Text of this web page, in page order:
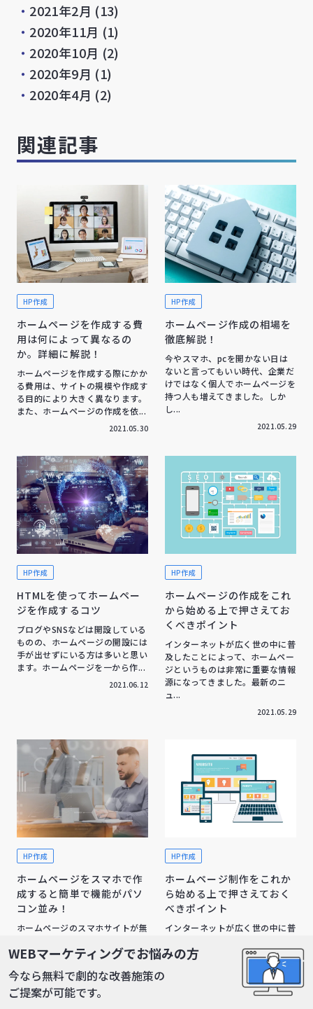
・ 2021年2月 (13)
・ 2020年11月 (1)
・ 2020年10月 (2)
・ 2020年9月 (1)
・ 2020年4月 (2)
関連記事
HP作成
ホームページを作成する費
用は何によって異なるの
か。詳細に解説！
ホームページを作成する際にかか
る費用は、サイトの規模や作成す
る目的により大きく異なります。
また、ホームページの作成を依...
2021.05.30
HP作成
ホームページ作成の相場を
徹底解説！
今やスマホ、pcを開かない日は
ないと言ってもいい時代、企業だ
けではなく個人でホームページを
持つ人も増えてきました。しか
し...
2021.05.29
HP作成
HTMLを使ってホームペー
ジを作成するコツ
ブログやSNSなどは開設している
ものの、ホームページの開設には
手が出せずにいる方は多いと思い
ます。ホームページを一から作...
2021.06.12
HP作成
ホームページの作成をこれ
から始める上で押さえてお
くべきポイント
インターネットが広く世の中に普
及したことによって、ホームペー
ジというものは非常に重要な情報
源になってきました。最新のニ
ュ...
2021.05.29
HP作成
ホームページをスマホで作
成すると簡単で機能がパソ
コン並み！
ホームページのスマホサイトが無
があるのをご存知でしょうか。か
成...
HP作成
ホームページ制作をこれか
ら始める上で押さえておく
べきポイント
インターネットが広く世の中に普
ジというものは非常に重要な情報
源になってきました。最新のニ
2021.05.28
WEBマーケティングでお悩みの方
今なら無料で劇的な改善施策の
ご提案が可能です。